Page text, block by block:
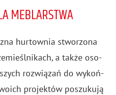
MEBLARSTWA
hur­tow­nia stwo­rzo­na
a także oso­
roz­wią­zań do wy­koń­
pro­jek­tów po­szu­ku­ją